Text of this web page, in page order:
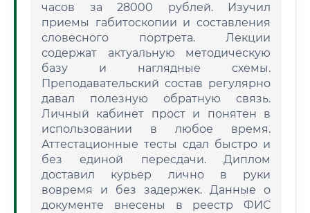
часов за 28000 рублей. Изучил
приемы габитоскопии и составления
словесного портрета. Лекции
содержат актуальную методическую
базу и наглядные схемы.
Преподавательский состав регулярно
давал полезную обратную связь.
Личный кабинет прост и понятен в
использовании в любое время.
Аттестационные тесты сдал быстро и
без единой пересдачи. Диплом
доставил курьер лично в руки
вовремя и без задержек. Данные о
документе внесены в реестр ФИС